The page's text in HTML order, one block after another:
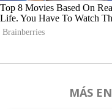
MÁS EN